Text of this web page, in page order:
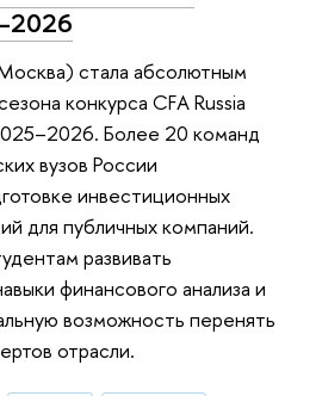
стала абсолютным
конкурса CFA Russia
Более 20 команд
вузов России
инвестиционных
для публичных компаний.
развивать
финансового анализа и
возможность перенять
отрасли.